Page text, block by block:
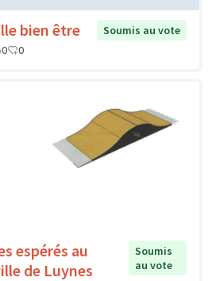
bien être
Soumis au vote
0 0
espérés au
de Luynes
Soumis
au vote